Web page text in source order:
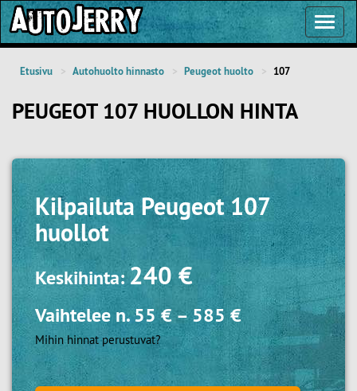
Etusivu Autohuolto hinnasto Peugeot huolto 107
PEUGEOT 107 HUOLLON HINTA
KilpailutaPeugeot 107
huollot
Keskihinta:240 €
Vaihtelee n.55 €–585 €
Mihin hinnat perustuvat?